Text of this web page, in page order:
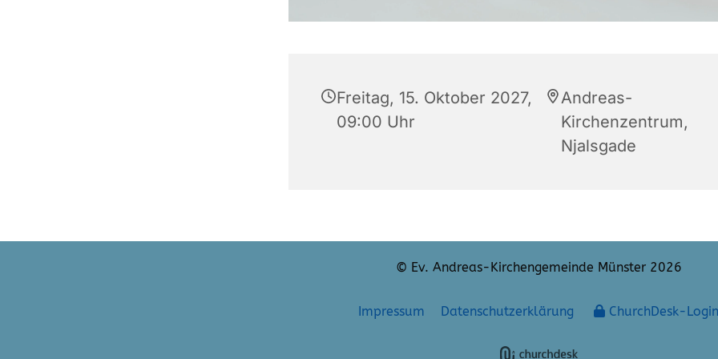
Freitag, 15. Oktober 2027,
09:00 Uhr
Andreas-
Kirchenzentrum,
Njalsgade
© Ev. Andreas-Kirchengemeinde Münster 2026
Impressum Datenschutzerklärung ChurchDesk-Login